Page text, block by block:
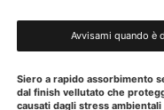
Avvisami quando è
Siero a rapido assorbimento
dal finish vellutato che
causati dagli stress